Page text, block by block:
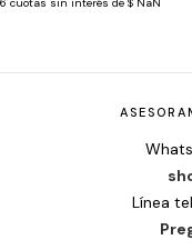
Línea